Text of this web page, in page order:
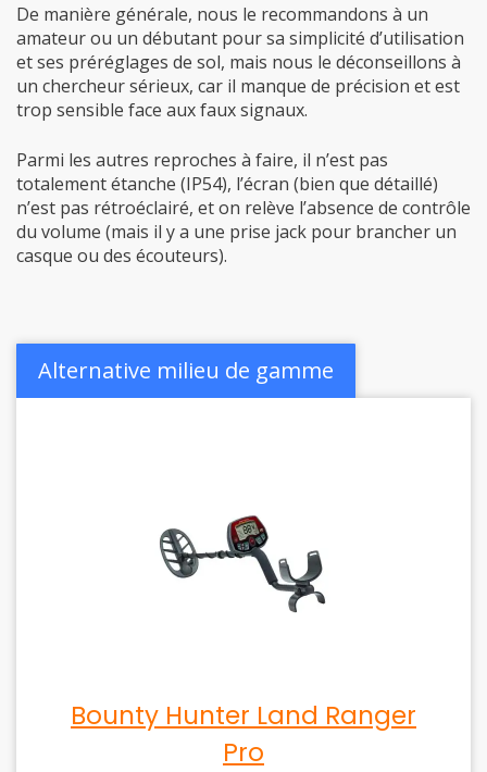
De manière générale, nous le recommandons à un
amateur ou un débutant pour sa simplicité d’utilisation
et ses préréglages de sol, mais nous le déconseillons à
un chercheur sérieux, car il manque de précision et est
trop sensible face aux faux signaux.
Parmi les autres reproches à faire, il n’est pas
totalement étanche (IP54), l’écran (bien que détaillé)
n’est pas rétroéclairé, et on relève l’absence de contrôle
du volume (mais il y a une prise jack pour brancher un
casque ou des écouteurs).
Alternative milieu de gamme
Bounty Hunter Land Ranger
Pro